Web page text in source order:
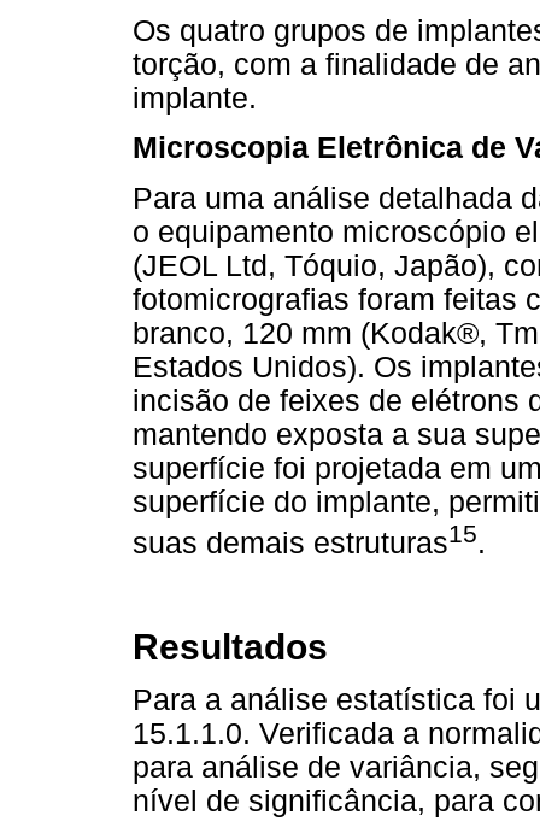
Os quatro grupos de
torção, com a finalidade de
implante.
Microscopia Eletrônica de
Para uma análise detalhada
o equipamento microscópio
(JEOL Ltd, Tóquio, Japão),
fotomicrografias foram feitas
branco, 120 mm (Kodak®,
Estados Unidos). Os
incisão de feixes de elétrons
mantendo exposta a sua
superfície foi projetada em
superfície do implante,
suas demais estruturas15.
Resultados
Para a análise estatística foi
15.1.1.0. Verificada a
para análise de variância,
nível de significância, para